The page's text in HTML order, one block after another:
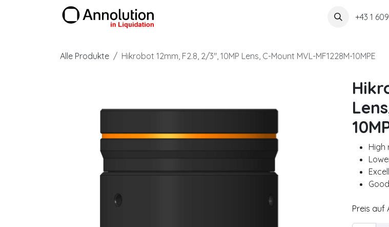
Zum Inhalt springen
+43 1
Alle Produkte Hikrobot 12mm, F2.8, 2/3", 10MP Lens, C-Mount MVL-MF1228M-10MPE
High
Preis auf